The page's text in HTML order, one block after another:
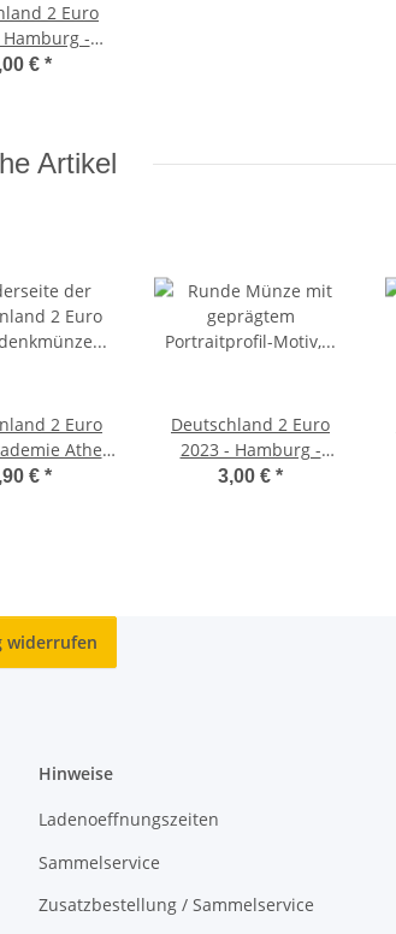
2 Euro
Hamburg -
- D*
€ *
Artikel
2 Euro
Athen
unc€ *
Deutschland 2 Euro
2023 - Hamburg -
Elbphilharmonie - G*
3,00 € *
widerrufen
Hinweise
Ladenoeffnungszeiten
Sammelservice
Zusatzbestellung / Sammelservice